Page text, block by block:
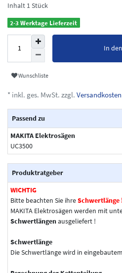
Inhalt 1 Stück
2-3 Werktage Lieferzeit
In
Wunschliste
* inkl. ges. MwSt. zzgl. Versandkosten
Passend zu
MAKITA Elektrosägen
UC3500
Produktratgeber
WICHTIG
Bitte beachten Sie ihreSchwertlänge
MAKITA Elektrosägen werden mit
Schwertlängenausgeliefert !
Schwertlänge
Die Schwertlänge wird in